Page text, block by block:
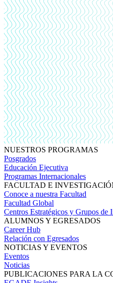
NUESTROS PROGRAMAS
Posgrados
Educación Ejecutiva
Programas Internacionales
FACULTAD E
Conoce a nuestra Facultad
Facultad Global
Centros Estratégicos y Grupos de
ALUMNOS Y EGRESADOS
Career Hub
Relación con Egresados
NOTICIAS Y EVENTOS
Eventos
Noticias
PUBLICACIONES PARA LA